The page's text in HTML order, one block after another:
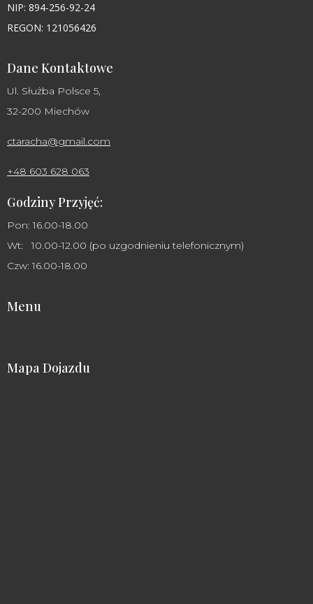
NIP: 894-256-92-24
REGON: 121056426
Dane Kontaktowe
Ul. Służba Polsce 5,
32-200 Miechów
ctaracha@gmail.com
+48 603 628 063
Godziny Przyjęć:
Pon: 16.00-18.00
Wt: 10.00-12.00 (po uzgodnieniu telefonicznym)
Czw: 16.00-18.00
Menu
Mapa Dojazdu